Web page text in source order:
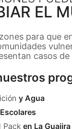
EL
para que
casos
y Agua
Escolares
Pack en La Guajira